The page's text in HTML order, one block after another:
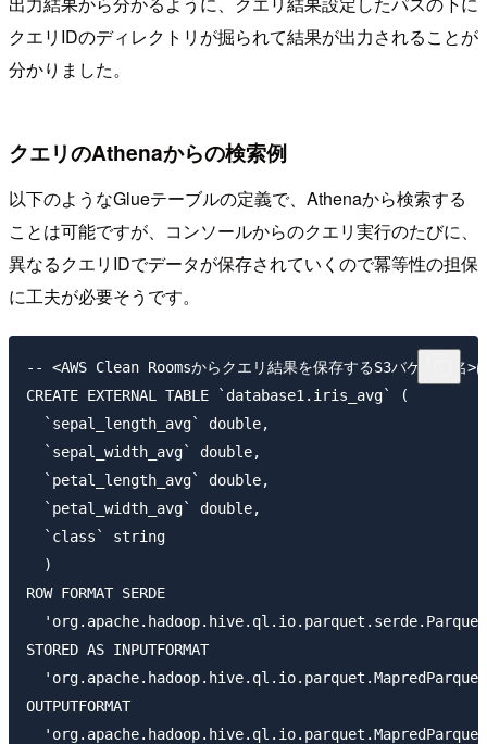
クエリIDのディレクトリが掘られて結果が出力されることが
分かりました。
クエリのAthenaからの検索例
以下のようなGlueテーブルの定義で、Athenaから検索する
ことは可能ですが、コンソールからのクエリ実行のたびに、
異なるクエリIDでデータが保存されていくので冪等性の担保
に工夫が必要そうです。
-- <AWS Clean Roomsからクエリ結果を保存するS3バケット名>
CREATE EXTERNAL TABLE `database1.iris_avg` (
  `sepal_length_avg` double,
  `sepal_width_avg` double,
  `petal_length_avg` double,
  `petal_width_avg` double,
  `class` string
  )
ROW FORMAT SERDE
STORED AS INPUTFORMAT
OUTPUTFORMAT